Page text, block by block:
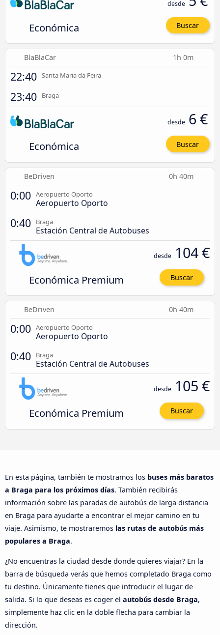
Económica
desde
Buscar
BlaBlaCar 1h 0m
22:40 Santa Maria da Feira
23:40 Braga
Económica
desde 6 €
Buscar
BeDriven 0h 40m
0:00 Aeropuerto Oporto
Aeropuerto Oporto
0:40 Braga
Estación Central de Autobuses
Económica Premium
desde 104 €
Buscar
BeDriven 0h 40m
0:00 Aeropuerto Oporto
Aeropuerto Oporto
0:40 Braga
Estación Central de Autobuses
Económica Premium
desde 105 €
Buscar
En esta página, también te mostramos los buses más baratos
a Braga para los próximos días. También recibirás
información sobre las paradas de autobús de larga distancia
en Braga para ayudarte a encontrar el mejor camino en tu
viaje. Asimismo, te mostraremos las rutas de autobús más
populares a Braga.
¿No encuentras la ciudad desde donde quieres viajar? En la
barra de búsqueda verás que hemos completado Braga como
tu destino. Únicamente tienes que introducir el lugar de
salida. Si lo que deseas es coger el autobús desde Braga,
simplemente haz clic en la doble flecha para cambiar la
dirección.